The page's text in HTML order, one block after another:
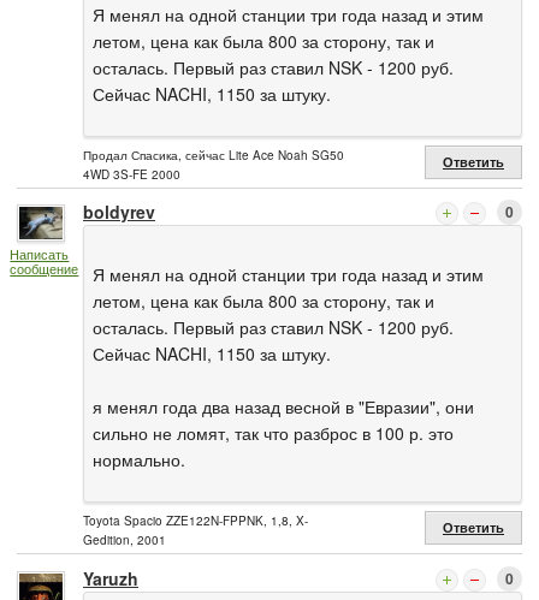
Я менял на одной станции три года назад и этим
летом, цена как была 800 за сторону, так и
осталась. Первый раз ставил NSK - 1200 руб.
Сейчас NACHI, 1150 за штуку.
Продал Спасика, сейчас Lite Ace Noah SG50
4WD 3S-FE 2000
Ответить
Написать
сообщение
boldyrev 0
Я менял на одной станции три года назад и этим
летом, цена как была 800 за сторону, так и
осталась. Первый раз ставил NSK - 1200 руб.
Сейчас NACHI, 1150 за штуку.
я менял года два назад весной в "Евразии", они
сильно не ломят, так что разброс в 100 р. это
нормально.
Toyota Spacio ZZE122N-FPPNK, 1,8, X-
Gedition, 2001
Ответить
Yaruzh 0